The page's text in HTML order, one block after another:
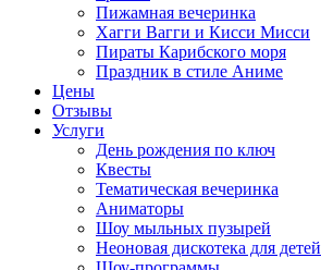
Пижамная вечеринка
Хагги Вагги и Кисси Мисси
Пираты Карибского моря
Праздник в стиле Аниме
Цены
Отзывы
Услуги
День рождения по ключ
Квесты
Тематическая вечеринка
Аниматоры
Шоу мыльных пузырей
Неоновая дискотека для детей